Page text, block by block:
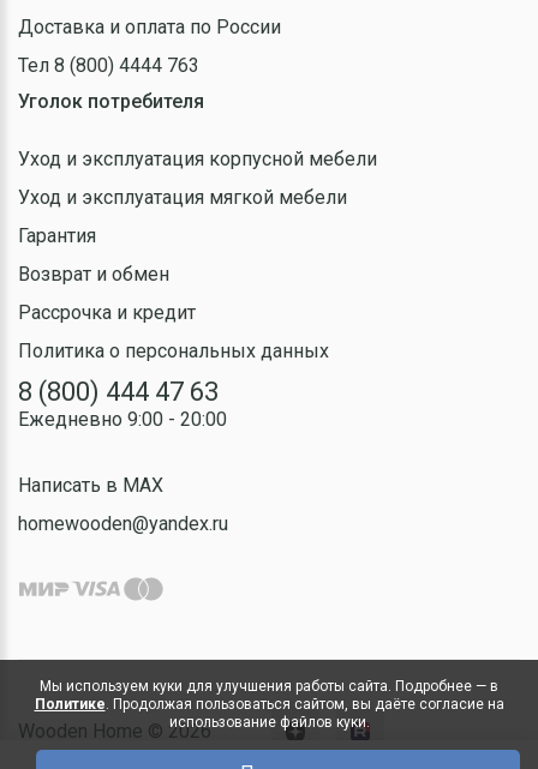
Доставка и оплата по России
Тел 8 (800) 4444 763
Уголок потребителя
Уход и эксплуатация корпусной мебели
Уход и эксплуатация мягкой мебели
Гарантия
Возврат и обмен
Рассрочка и кредит
Политика о персональных данных
8 (800) 444 47 63
Ежедневно 9:00 - 20:00
Написать в MAX
homewooden@yandex.ru
Wooden Home © 2026
Мы используем куки для улучшения работы сайта. Подробнее — в
Политике. Продолжая пользоваться сайтом, вы даёте согласие на
использование файлов куки.